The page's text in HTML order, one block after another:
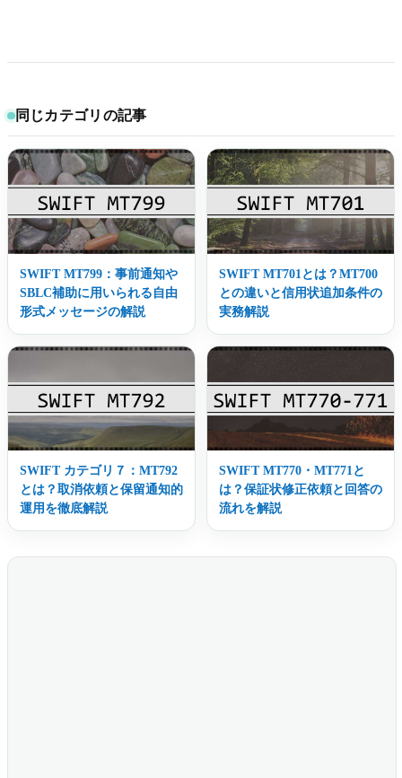
同じカテゴリの記事
SWIFT MT799：事前通知や
SBLC補助に用いられる自由
形式メッセージの解説
SWIFT MT701とは？MT700
との違いと信用状追加条件の
実務解説
SWIFT カテゴリ７：MT792
とは？取消依頼と保留通知的
運用を徹底解説
SWIFT MT770・MT771と
は？保証状修正依頼と回答の
流れを解説